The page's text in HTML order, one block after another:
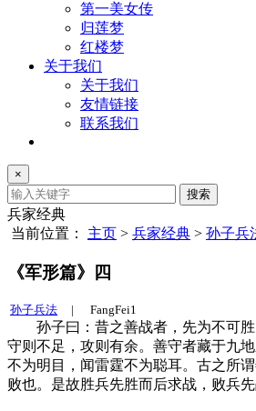
第一美女传
归莲梦
红楼梦
关于我们
关于我们
友情链接
联系我们
×
搜索
兵家经典
当前位置： 主页 > 兵家经典 > 孙子兵
《军形篇》四
孙子兵法 | FangFei1
孙子曰：昔之善战者，先为不可胜
守则不足，攻则有余。善守者藏于九
不为明目，闻雷霆不为聪耳。古之所
败也。是故胜兵先胜而后求战，败兵